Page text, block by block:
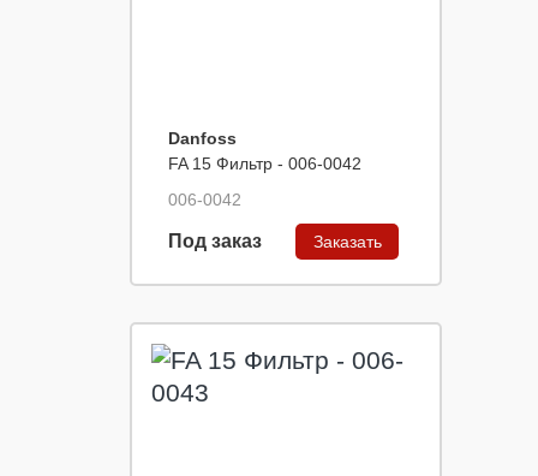
Danfoss
FA 15 Фильтр - 006-0042
006-0042
Под заказ Заказать